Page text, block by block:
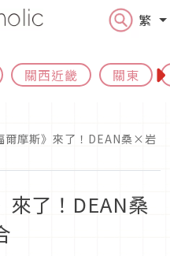
繁
關西近畿 關東
爾摩斯》來了！DEAN桑×岩
來了！DEAN桑